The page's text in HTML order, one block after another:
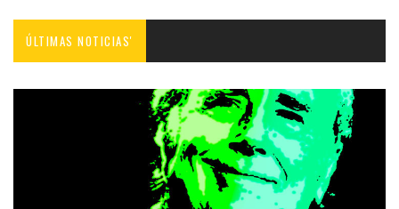
ÚLTIMAS NOTICIAS'